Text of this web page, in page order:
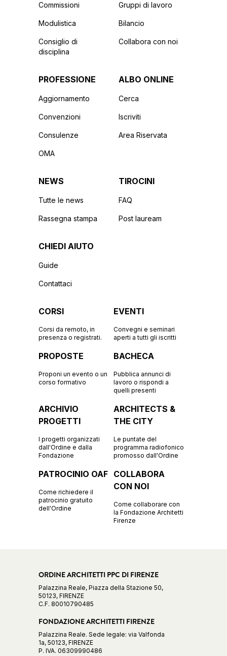
Commissioni
Modulistica
Consiglio di
disciplina
Gruppi di lavoro
Bilancio
Collabora con noi
PROFESSIONE
Aggiornamento
Convenzioni
Consulenze
OMA
ALBO ONLINE
Cerca
Iscriviti
Area Riservata
NEWS
Tutte le news
Rassegna stampa
TIROCINI
FAQ
Post lauream
CHIEDI AIUTO
Guide
Contattaci
CORSI
Corsi da remoto, in
presenza o registrati.
EVENTI
Convegni e seminari
aperti a tutti gli iscritti
PROPOSTE
Proponi un evento o un
corso formativo
BACHECA
Pubblica annunci di
lavoro o rispondi a
quelli presenti
ARCHIVIO
PROGETTI
I progetti organizzati
dall'Ordine e dalla
Fondazione
ARCHITECTS &
THE CITY
Le puntate del
programma radiofonico
promosso dall'Ordine
PATROCINIO OAF
Come richiedere il
patrocinio gratuito
dell'Ordine
COLLABORA
CON NOI
Come collaborare con
la Fondazione Architetti
Firenze
ORDINE ARCHITETTI PPC DI FIRENZE
Palazzina Reale, Piazza della Stazione 50,
50123, FIRENZE
C.F. 80010790485
FONDAZIONE ARCHITETTI FIRENZE
Palazzina Reale. Sede legale: via Valfonda
1a, 50123, FIRENZE
P. IVA. 06309990486